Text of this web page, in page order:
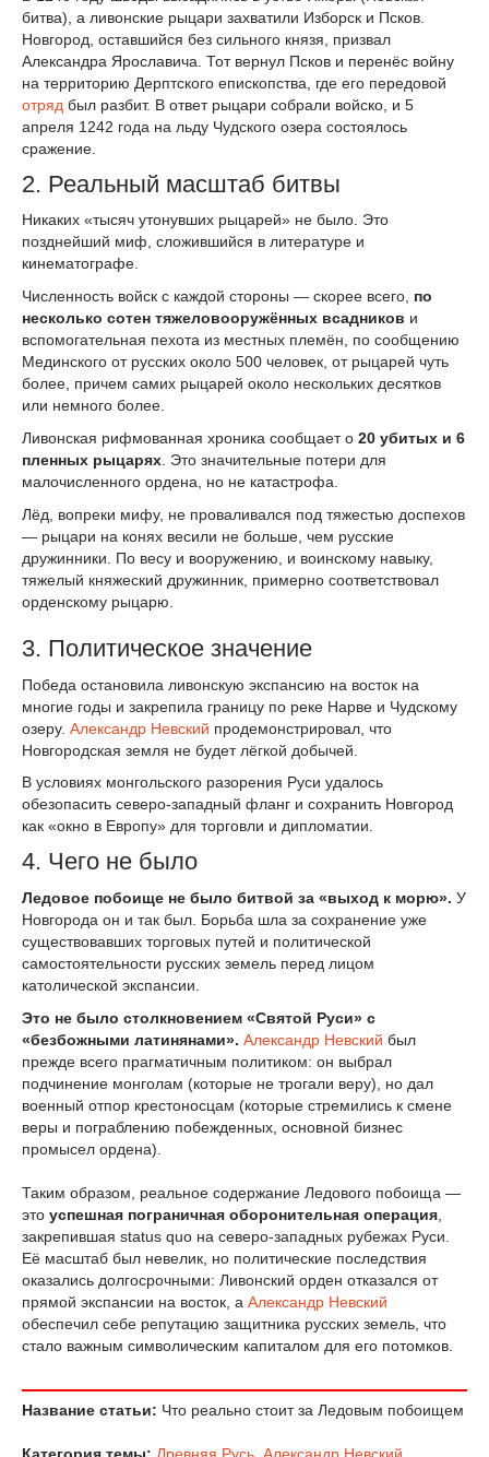
битва), а ливонские рыцари захватили Изборск и Псков.
Новгород, оставшийся без сильного князя, призвал
Александра Ярославича. Тот вернул Псков и перенёс войну
на территорию Дерптского епископства, где его передовой
отряд был разбит. В ответ рыцари собрали войско, и 5
апреля 1242 года на льду Чудского озера состоялось
сражение.
2. Реальный масштаб битвы
Никаких «тысяч утонувших рыцарей» не было. Это
позднейший миф, сложившийся в литературе и
кинематографе.
Численность войск с каждой стороны — скорее всего, по
несколько сотен тяжеловооружённых всадников и
вспомогательная пехота из местных племён, по сообщению
Мединского от русских около 500 человек, от рыцарей чуть
более, причем самих рыцарей около нескольких десятков
или немного более.
Ливонская рифмованная хроника сообщает о 20 убитых и 6
пленных рыцарях . Это значительные потери для
малочисленного ордена, но не катастрофа.
Лёд, вопреки мифу, не проваливался под тяжестью доспехов
— рыцари на конях весили не больше, чем русские
дружинники. По весу и вооружению, и воинскому навыку,
тяжелый княжеский дружинник, примерно соответствовал
орденскому рыцарю.
3. Политическое значение
Победа остановила ливонскую экспансию на восток на
многие годы и закрепила границу по реке Нарве и Чудскому
озеру. Александр Невский продемонстрировал, что
Новгородская земля не будет лёгкой добычей.
В условиях монгольского разорения Руси удалось
обезопасить северо-западный фланг и сохранить Новгород
как «окно в Европу» для торговли и дипломатии.
4. Чего не было
Ледовое побоище не было битвой за «выход к морю». У
Новгорода он и так был. Борьба шла за сохранение уже
существовавших торговых путей и политической
самостоятельности русских земель перед лицом
католической экспансии.
Это не было столкновением «Святой Руси» с
«безбожными латинянами». Александр Невский был
прежде всего прагматичным политиком: он выбрал
подчинение монголам (которые не трогали веру), но дал
военный отпор крестоносцам (которые стремились к смене
веры и пограблению побежденных, основной бизнес
промысел ордена).
Таким образом, реальное содержание Ледового побоища —
это успешная пограничная оборонительная операция
закрепившая status quo на северо-западных рубежах Руси.
Её масштаб был невелик, но политические последствия
оказались долгосрочными: Ливонский орден отказался от
прямой экспансии на восток, а Александр Невский
обеспечил себе репутацию защитника русских земель, что
стало важным символическим капиталом для его потомков.
Название статьи: Что реально стоит за Ледовым побоищем
Категория темы: Древняя Русь Александр Невский